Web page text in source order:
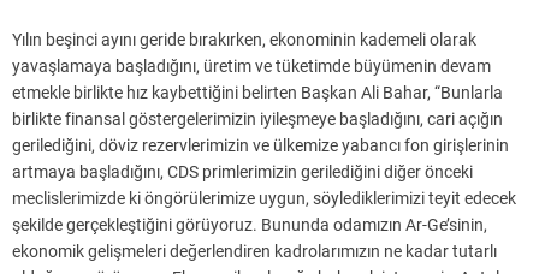
Yılın beşinci ayını geride bırakırken, ekonominin kademeli olarak
yavaşlamaya başladığını, üretim ve tüketimde büyümenin devam
etmekle birlikte hız kaybettiğini belirten Başkan Ali Bahar, “Bunlarla
birlikte finansal göstergelerimizin iyileşmeye başladığını, cari açığın
gerilediğini, döviz rezervlerimizin ve ülkemize yabancı fon girişlerinin
artmaya başladığını, CDS primlerimizin gerilediğini diğer önceki
meclislerimizde ki öngörülerimize uygun, söylediklerimizi teyit edecek
şekilde gerçekleştiğini görüyoruz. Bununda odamızın Ar-Ge’sinin,
ekonomik gelişmeleri değerlendiren kadrolarımızın ne kadar tutarlı